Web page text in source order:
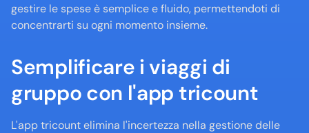
gestire le spese è semplice e fluido, permettendoti di
concentrarti su ogni momento insieme.
Semplificare i viaggi di
gruppo con l'app tricount
L'app tricount elimina l'incertezza nella gestione delle